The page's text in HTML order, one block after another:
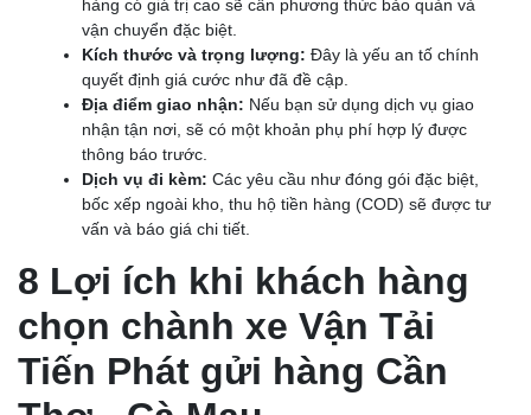
hàng có giá trị cao sẽ cần phương thức bảo quản và
vận chuyển đặc biệt.
Kích thước và trọng lượng: Đây là yếu an tố chính
quyết định giá cước như đã đề cập.
Địa điểm giao nhận: Nếu bạn sử dụng dịch vụ giao
nhận tận nơi, sẽ có một khoản phụ phí hợp lý được
thông báo trước.
Dịch vụ đi kèm: Các yêu cầu như đóng gói đặc biệt,
bốc xếp ngoài kho, thu hộ tiền hàng (COD) sẽ được tư
vấn và báo giá chi tiết.
8 Lợi ích khi khách hàng
chọn chành xe Vận Tải
Tiến Phát gửi hàng Cần